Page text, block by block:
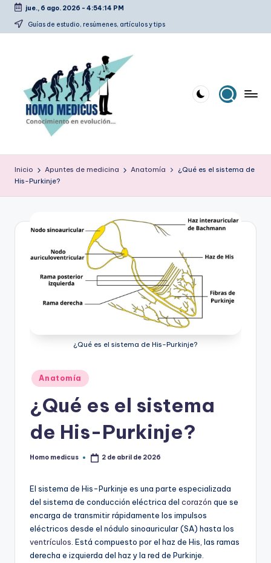
Saltar
jue., 6 ago. 2026 - 4:54:15 PM
Guías de estudio, resúmenes, artículos y tips
o
m
m
estudio,
tips
Inicio Apuntes de medicina Anatomía
¿Qué es el sistema de
His-Purkinje?
¿Qué es el sistema de His-Purkinje?
Publicado
en
Anatomía
¿Qué es el sistema
de His-Purkinje?
Publicado
Homo medicus 2 de abril de 2026
El sistema de His-Purkinje es una parte especializada
del sistema de conducción eléctrica del corazón que se
encarga de transmitir rápidamente los impulsos
eléctricos desde el nódulo sinoauricular (SA) hasta los
ventrículos . Está compuesto por el haz de His, las ramas
derecha e izquierda del haz y la red de Purkinje.